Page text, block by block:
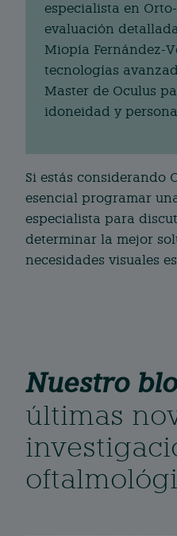
especialista en
evaluación
Miopía Fernández-
tecnologías
Master de Oculus
idoneidad y
Si estás considerando
esencial programar
especialista para
determinar la mejor
necesidades visuales
Nuestro
últimas